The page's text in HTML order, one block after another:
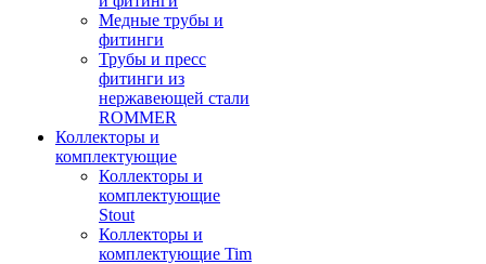
Медные трубы и
фитинги
Трубы и пресс
фитинги из
нержавеющей стали
ROMMER
Коллекторы и
комплектующие
Коллекторы и
комплектующие
Stout
Коллекторы и
комплектующие Tim